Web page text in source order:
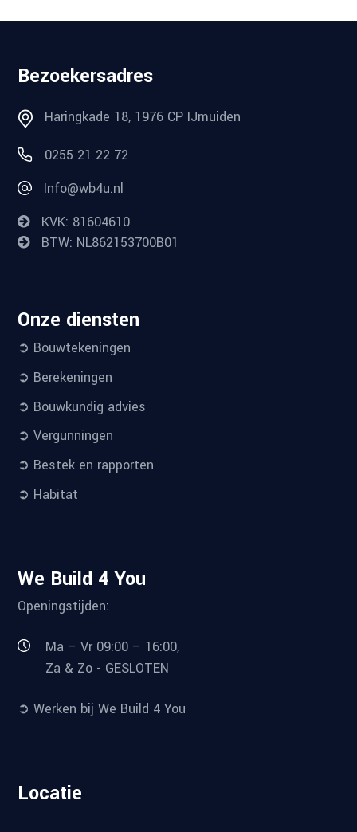
Bezoekersadres
Haringkade 18, 1976 CP IJmuiden
0255 21 22 72
Info@wb4u.nl
KVK: 81604610
BTW: NL862153700B01
Onze diensten
➲ Bouwtekeningen
➲ Berekeningen
➲ Bouwkundig advies
➲ Vergunningen
➲ Bestek en rapporten
➲ Habitat
We Build 4 You
Openingstijden:
Ma – Vr 09:00 – 16:00,
Za & Zo - GESLOTEN
➲ Werken bij We Build 4 You
Locatie